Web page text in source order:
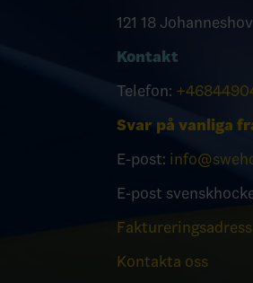
121 18 Johanneshov
Kontakt
Telefon:
Svar på vanliga
E-post:
E-post
Faktureringsadress
Kontakta oss